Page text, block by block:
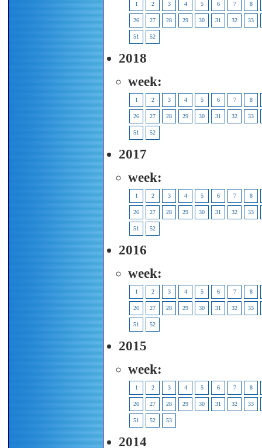
1 2 3 4 5 6 7 8
26 27 28 29 30 31 32 33
51 52
2018
week:
1 2 3 4 5 6 7 8
26 27 28 29 30 31 32 33
51 52
2017
week:
1 2 3 4 5 6 7 8
26 27 28 29 30 31 32 33
51 52
2016
week:
1 2 3 4 5 6 7 8
26 27 28 29 30 31 32 33
51 52
2015
week:
1 2 3 4 5 6 7 8
26 27 28 29 30 31 32 33
51 52 53
2014